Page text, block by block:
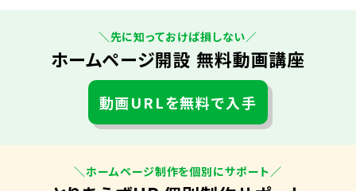
＼先に知っておけば損しない／
ホームページ開設 無料動画講座
動画URLを無料で入手
＼ホームページ制作を個別にサポート／